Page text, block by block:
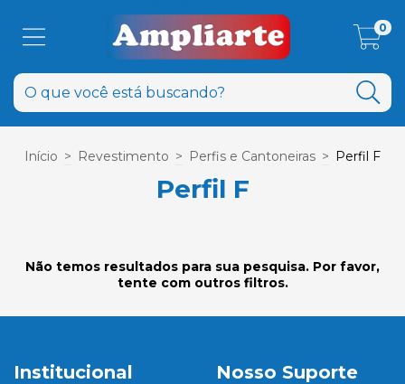
0
Início > Revestimento > Perfis e Cantoneiras > Perfil F
Perfil F
Não temos resultados para sua pesquisa. Por favor,
tente com outros filtros.
Institucional Nosso Suporte